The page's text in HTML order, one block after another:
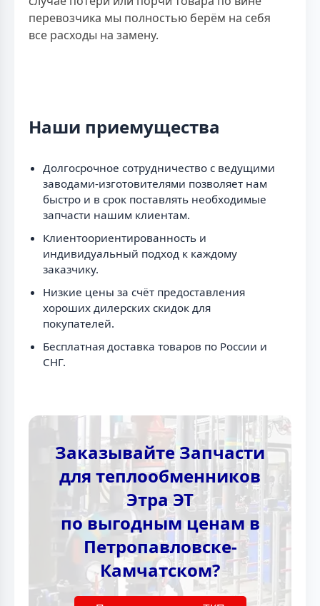
перевозчика мы полностью берём на себя
все расходы на замену.
Наши приемущества
Долгосрочное сотрудничество с ведущими
заводами-изготовителями позволяет нам
быстро и в срок поставлять необходимые
запчасти нашим клиентам.
Клиентоориентированность и
индивидуальный подход к каждому
заказчику.
Низкие цены за счёт предоставления
хороших дилерских скидок для
покупателей.
Бесплатная доставка товаров по России и
СНГ.
Заказывайте Запчасти
для теплообменников
Этра ЭТ
по выгодным ценам в
Петропавловске-
Камчатском?